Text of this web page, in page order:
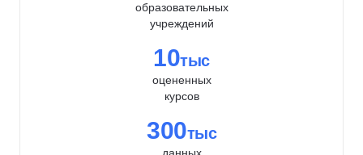
образовательных
учреждений
10тыс
оцененных
курсов
300тыс